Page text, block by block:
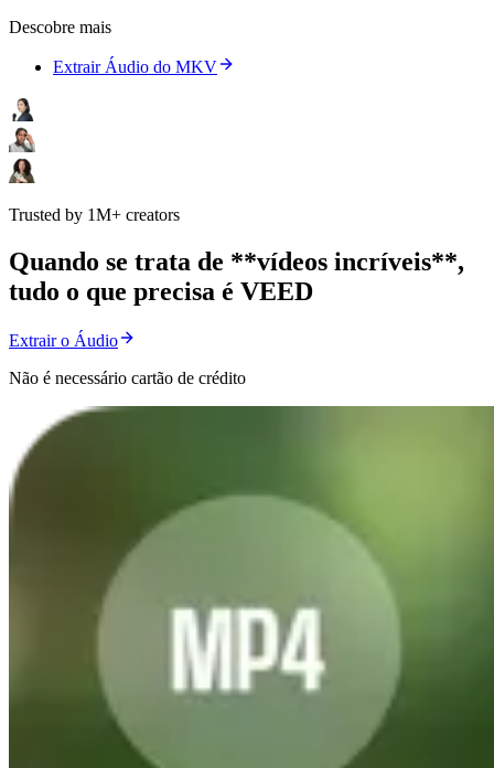
Descobre mais
Extrair Áudio do MKV
Trusted by 1M+ creators
Quando se trata de **vídeos incríveis**,
tudo o que precisa é VEED
Extrair o Áudio
Não é necessário cartão de crédito